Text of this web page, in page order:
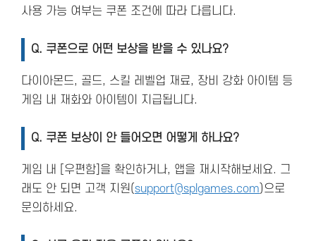
사용 가능 여부는 쿠폰 조건에 따라 다릅니다.
Q. 쿠폰으로 어떤 보상을 받을 수 있나요?
다이아몬드, 골드, 스킬 레벨업 재료, 장비 강화 아이템 등
게임 내 재화와 아이템이 지급됩니다.
Q. 쿠폰 보상이 안 들어오면 어떻게 하나요?
게임 내 [우편함]을 확인하거나, 앱을 재시작해보세요. 그
래도 안 되면 고객 지원(support@splgames.com)으로
문의하세요.